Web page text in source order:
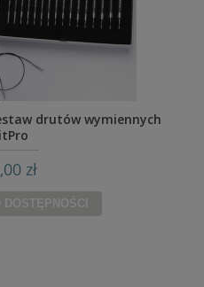
drutów wymiennych
zł